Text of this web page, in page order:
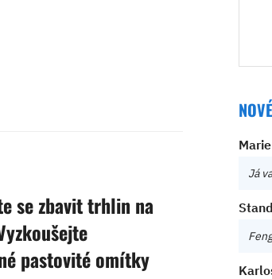
se zbavit trhlin na
pastovité omítky
Marie
Já